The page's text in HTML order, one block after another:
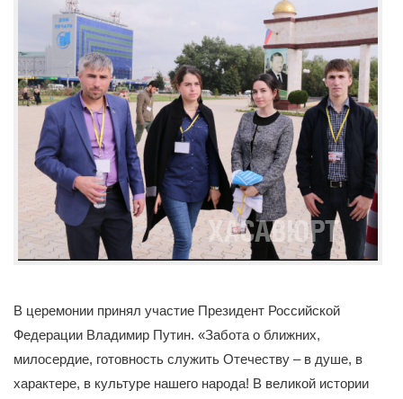
В церемонии принял участие Президент Российской
Федерации Владимир Путин. «Забота о ближних,
милосердие, готовность служить Отечеству – в душе, в
характере, в культуре нашего народа! В великой истории